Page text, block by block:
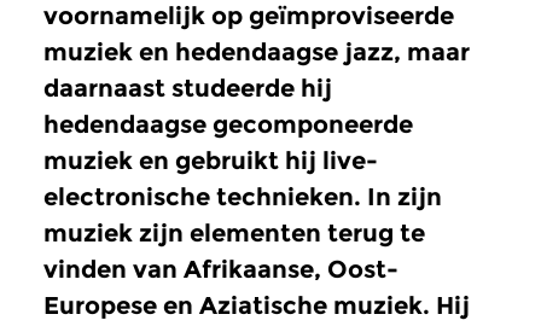
voornamelijk op geïmproviseerde
muziek en hedendaagse jazz, maar
daarnaast studeerde hij
hedendaagse gecomponeerde
muziek en gebruikt hij live-
electronische technieken. In zijn
muziek zijn elementen terug te
vinden van Afrikaanse, Oost-
Europese en Aziatische muziek. Hij